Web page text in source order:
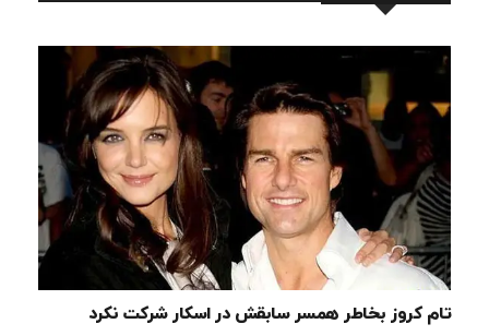
تام کروز بخاطر همسر سابقش در اسکار شرکت نکرد